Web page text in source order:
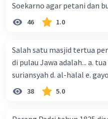
Soekarno agar petani dan
46 1.0
Salah satu masjid tertua
di pulau Jawa adalah... a. tua palopo b. mantingan c.
suriansyah d. al-
38 5.0